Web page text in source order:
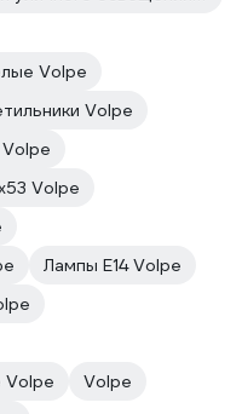
Volpe
Volpe
Volpe
Лампы E14 Volpe
Volpe
Volpe